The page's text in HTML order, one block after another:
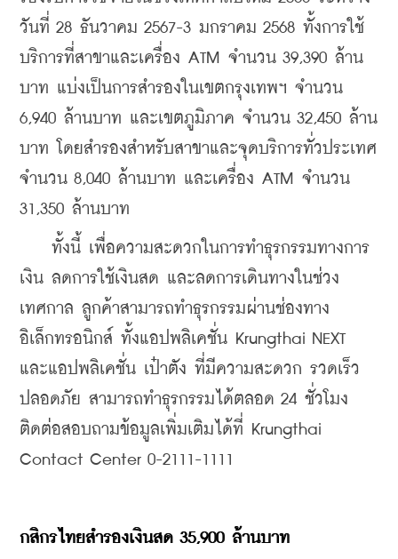
วันที่ 28 ธันวาคม 2567-3 มกราคม 2568 ทั้งการใช้
บริการที่สาขาและเครื่อง ATM จำนวน 39,390 ล้าน
บาท แบ่งเป็นการสำรองในเขตกรุงเทพฯ จำนวน
6,940 ล้านบาท และเขตภูมิภาค จำนวน 32,450 ล้าน
บาท โดยสำรองสำหรับสาขาและจุดบริการทั่วประเทศ
จำนวน 8,040 ล้านบาท และเครื่อง ATM จำนวน
31,350 ล้านบาท
ทั้งนี้ เพื่อความสะดวกในการทำธุรกรรมทางการ
เงิน ลดการใช้เงินสด และลดการเดินทางในช่วง
เทศกาล ลูกค้าสามารถทำธุรกรรมผ่านช่องทาง
อิเล็กทรอนิกส์ ทั้งแอปพลิเคชั่น Krungthai NEXT
และแอปพลิเคชั่น เป๋าตัง ที่มีความสะดวก รวดเร็ว
ปลอดภัย สามารถทำธุรกรรมได้ตลอด 24 ชั่วโมง
ติดต่อสอบถามข้อมูลเพิ่มเติมได้ที่ Krungthai
Contact Center 0-2111-1111
กสิกรไทยสำรองเงินสด 35,900 ล้านบาท